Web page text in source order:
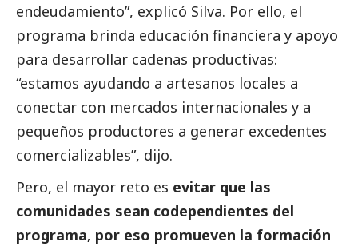
endeudamiento”, explicó Silva. Por ello, el
programa brinda educación financiera y apoyo
para desarrollar cadenas productivas:
“estamos ayudando a artesanos locales a
conectar con mercados internacionales y a
pequeños productores a generar excedentes
comercializables”, dijo.
Pero, el mayor reto es evitar que las
comunidades sean codependientes del
programa, por eso promueven la formación